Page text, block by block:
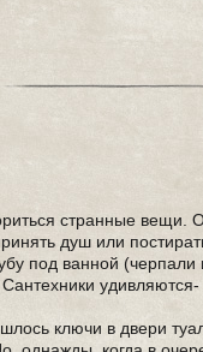
странные
душ или
под ванной
Сантехники
ключи в двери